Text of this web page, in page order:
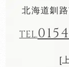
北海道釧
TEL.
[